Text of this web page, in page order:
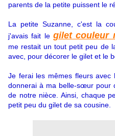
parents de la petite puissent le
La petite Suzanne, c'est la
j'avais fait le gilet couleur
me restait un tout petit peu de
avec, pour décorer le gilet et le
Je ferai les mêmes fleurs
donnerai à ma belle-sœur pour
de notre nièce. Ainsi, chaque
petit peu du gilet de sa cousine.